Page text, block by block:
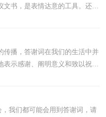
文书，是表情达意的工具。还是
整理的回门宴新...
传播，答谢词在我们的生活中并
表示感谢、阐明意义和致以祝
无头绪的状态吧...
我们都可能会用到答谢词，请